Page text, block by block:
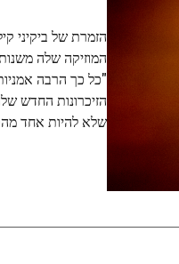
הזמרת של ביקיני
"כל כך הרבה
הזיכרונות החדש
שלא להיות אחד מהם. חנה,